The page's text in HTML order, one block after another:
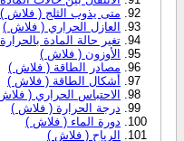
متى يذوب الثلج ( فلاش )
العازل الحراري ( فلاش )
تغير حالة المادة
الأوزون ( فلاش )
مصادر الطاقة ( فلاش )
أشكال الطاقة ( فلاش )
الاحتباس الحراري (
درجة الحرارة ( فلاش )
دورة الماء ( فلاش )
الرياح ( فلاش )